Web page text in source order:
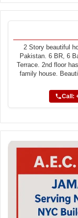
2 Story beautiful
Pakistan. 6 BR, 6
Terrace. 2nd floor
family house.
Call: